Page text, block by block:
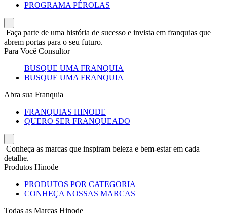
PROGRAMA PÉROLAS
Faça parte de uma história de sucesso e invista em franquias que
abrem portas para o seu futuro.
Para Você Consultor
BUSQUE UMA FRANQUIA
BUSQUE UMA FRANQUIA
Abra sua Franquia
FRANQUIAS HINODE
QUERO SER FRANQUEADO
Conheça as marcas que inspiram beleza e bem-estar em cada
detalhe.
Produtos Hinode
PRODUTOS POR CATEGORIA
CONHEÇA NOSSAS MARCAS
Todas as Marcas Hinode